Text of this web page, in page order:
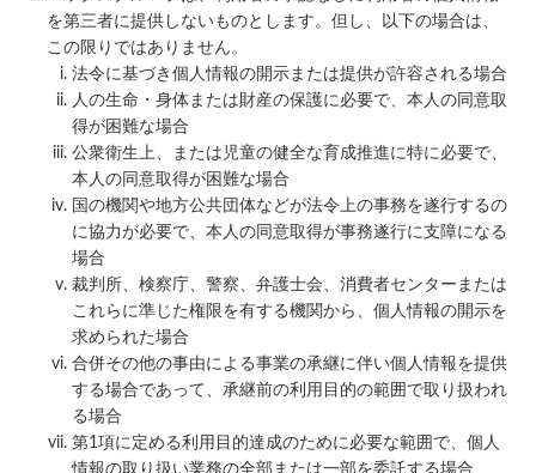
を第三者に提供しないものとします。但し、以下の場合は、
この限りではありません。
法令に基づき個人情報の開示または提供が許容される場合
人の生命・身体または財産の保護に必要で、本人の同意取
得が困難な場合
公衆衛生上、または児童の健全な育成推進に特に必要で、
本人の同意取得が困難な場合
国の機関や地方公共団体などが法令上の事務を遂行するの
に協力が必要で、本人の同意取得が事務遂行に支障になる
場合
裁判所、検察庁、警察、弁護士会、消費者センターまたは
これらに準じた権限を有する機関から、個人情報の開示を
求められた場合
合併その他の事由による事業の承継に伴い個人情報を提供
する場合であって、承継前の利用目的の範囲で取り扱われ
る場合
第1項に定める利用目的達成のために必要な範囲で、個人
情報の取り扱い業務の全部または一部を委託する場合